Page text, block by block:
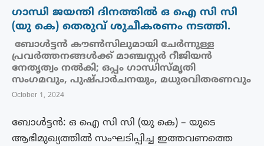
ഗാന്ധി ജയന്തി ദിനത്തിൽ ഒ ഐ സി സി
(യു കെ) തെരുവ് ശുചീകരണം നടത്തി.
ബോൾട്ടൻ കൗൺസിലുമായി ചേർന്നുള്ള
പ്രവർത്തനങ്ങൾക്ക് മാഞ്ചസ്റ്റർ റീജിയൻ
നേതൃത്വം നൽകി; ഒപ്പം ഗാന്ധിസ്മൃതി
സംഗമവും, പുഷ്പാർചനയും, മധുരവിതരണവും
October 1, 2024
ബോൾട്ടൻ: ഒ ഐ സി സി (യു കെ) – യുടെ
ആഭിമുഖ്യത്തിൽ സംഘടിപ്പിച്ച ഇത്തവണത്തെ